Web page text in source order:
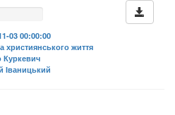
03 00:00:00
християнського життя
Куркевич
Іваницький